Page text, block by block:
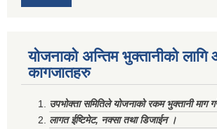
योजनाको अन्तिम भुक्तानीको
कागजातहरु
उपभोक्ता समितिले योजनाको रकम भुक्तानी माग
लागत ईष्टिमेट, नक्सा तथा डिजाईन ।